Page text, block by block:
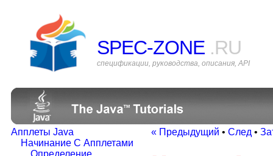
SPEC-ZONE .RU
спецификации, руководства, описания, API
Апплеты Java
Начинание С Апплетами
Определение
« Предыдущий • След •